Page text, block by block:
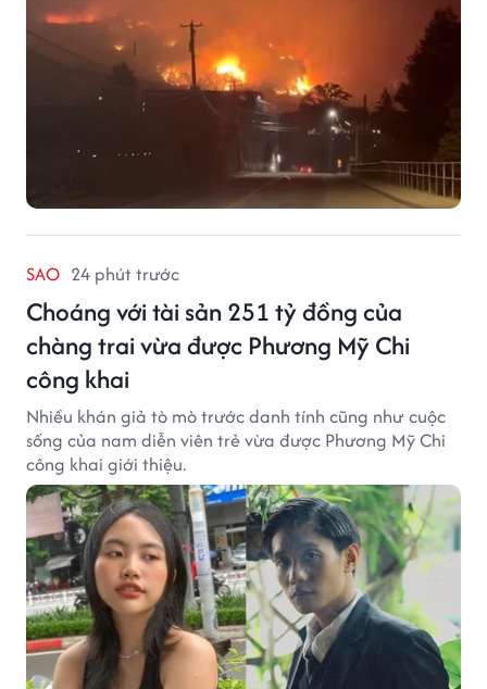
SAO 24 phút trước
Choáng với tài sản 251 tỷ đồng của
chàng trai vừa được Phương Mỹ Chi
công khai
Nhiều khán giả tò mò trước danh tính cũng như cuộc
sống của nam diễn viên trẻ vừa được Phương Mỹ Chi
công khai giới thiệu.